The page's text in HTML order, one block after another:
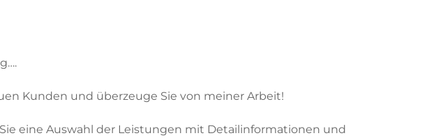
Kunden und überzeuge Sie von meiner Arbeit!
eine Auswahl der Leistungen mit Detailinformationen und